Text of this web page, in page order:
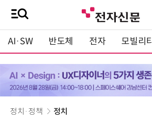
AI·SW 반도체 전자 모빌리티
정치·정책 정치